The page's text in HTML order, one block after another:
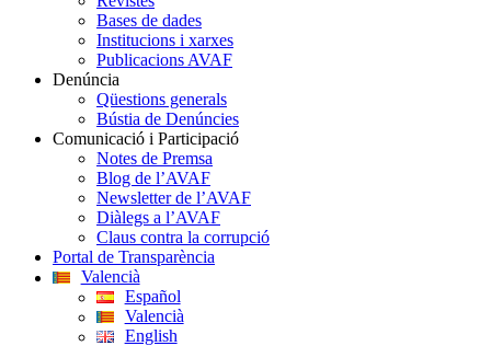
Bases de dades
Institucions i xarxes
Publicacions AVAF
Denúncia
Qüestions generals
Bústia de Denúncies
Comunicació i Participació
Notes de Premsa
Blog de l’AVAF
Newsletter de l’AVAF
Diàlegs a l’AVAF
Claus contra la corrupció
Portal de Transparència
Valencià
Español
Valencià
English